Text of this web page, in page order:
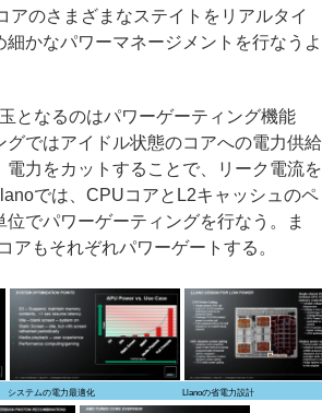
アのさまざまなステイトをリアルタイ
細かなパワーマネージメントを行なうよ
となるのはパワーゲーティング機能
グではアイドル状態のコアへの電力供給
電力をカットすることで、リーク電流を
では、CPUコアとL2キャッシュのペ
でパワーゲーティングを行なう。ま
アもそれぞれパワーゲートする。
システムの電力最適化 Llanoの省電力設計